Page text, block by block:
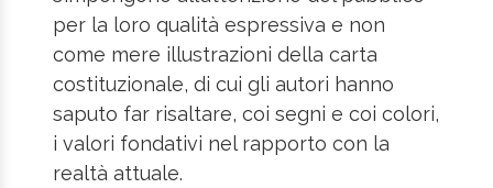
per la loro qualità espressiva e non
come mere illustrazioni della carta
costituzionale, di cui gli autori hanno
saputo far risaltare, coi segni e coi colori,
i valori fondativi nel rapporto con la
realtà attuale.